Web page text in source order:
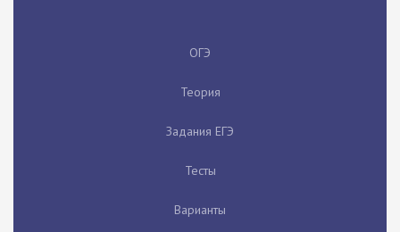
ОГЭ
Теория
Задания ЕГЭ
Тесты
Варианты